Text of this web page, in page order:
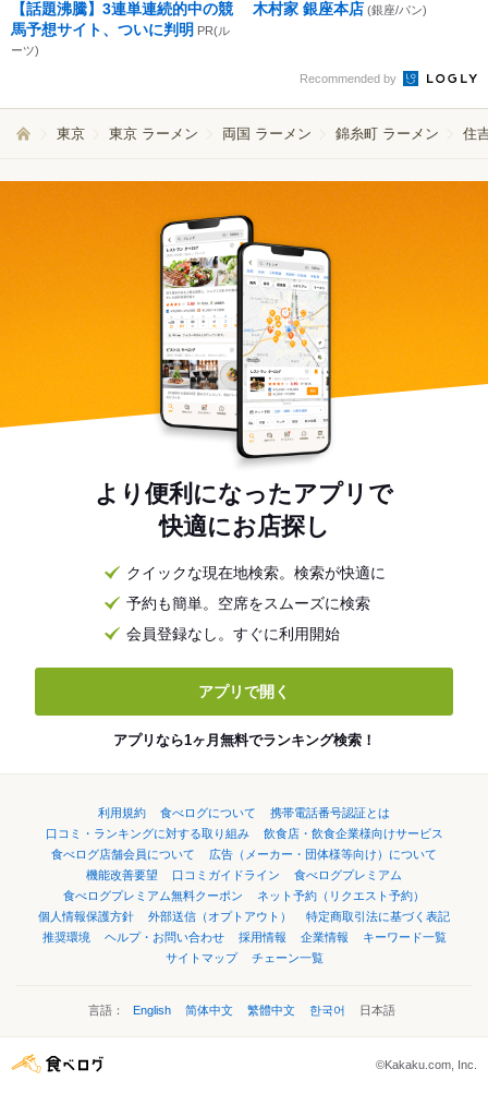
【話題沸騰】3連単連続的中の競
馬予想サイト、ついに判明 PR(ル
ーツ)
木村家 銀座本店 (銀座/パン)
Recommended by
東京 東京 ラーメン 両国 ラーメン 錦糸町 ラーメン 住
より便利になったアプリで
快適にお店探し
クイックな現在地検索。検索が快適に
予約も簡単。空席をスムーズに検索
会員登録なし。すぐに利用開始
アプリで開く
アプリなら1ヶ月無料でランキング検索！
利用規約 食べログについて
携帯電話番号認証とは
口コミ・ランキングに対する取り組み
飲食店・飲食企業様向けサービス
食べログ店舗会員について
広告（メーカー・団体様等向け）について
機能改善要望
口コミガイドライン
食べログプレミアム
食べログプレミアム無料クーポン
ネット予約（リクエスト予約）
個人情報保護方針
外部送信（オプトアウト）
特定商取引法に基づく表記
推奨環境
ヘルプ・お問い合わせ 採用情報 企業情報
キーワード一覧
サイトマップ
チェーン一覧
言語： English 简体中文 繁體中文 한국어 日本語
©Kakaku.com, Inc.